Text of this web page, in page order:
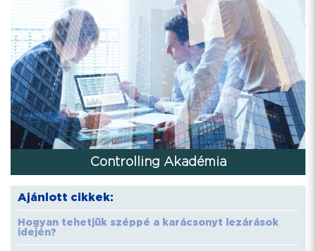
Controlling Akadémia
Ajánlott cikkek:
Hogyan tehetjük széppé a karácsonyt lezárások
idején?